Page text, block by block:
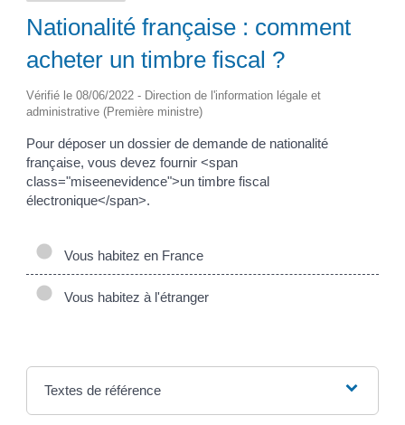
Nationalité française : comment
acheter un timbre fiscal ?
Vérifié le 08/06/2022 - Direction de l'information légale et
administrative (Première ministre)
Pour déposer un dossier de demande de nationalité
française, vous devez fournir <span
class="miseenevidence">un timbre fiscal
électronique</span>.
Vous habitez en France
Vous habitez à l'étranger
Textes de référence